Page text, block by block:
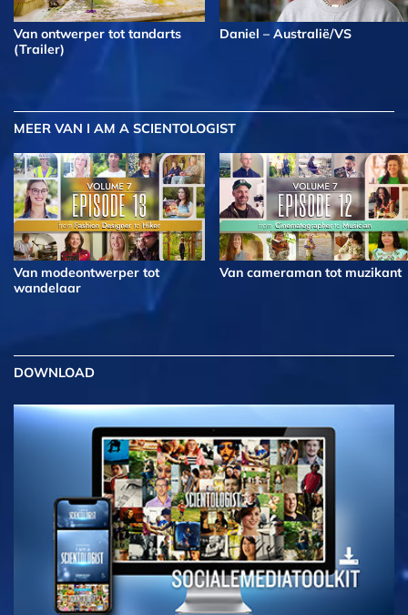
Van ontwerper tot tandarts
(Trailer)
Daniel – Australië/VS
MEER VAN I AM A SCIENTOLOGIST
Van modeontwerper tot
wandelaar
Van cameraman tot muzikant
DOWNLOAD